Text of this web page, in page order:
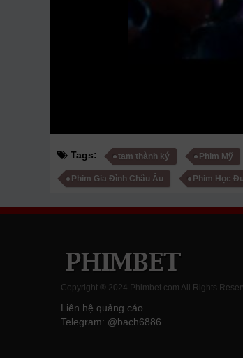
Tags: tam thành ký Phim Mỹ
Phim Gia Đình Châu Âu Phim Học
Copyright ® 2024 Phimbet.com All Rights
Liên hệ quảng cáo
Telegram: @bach6886